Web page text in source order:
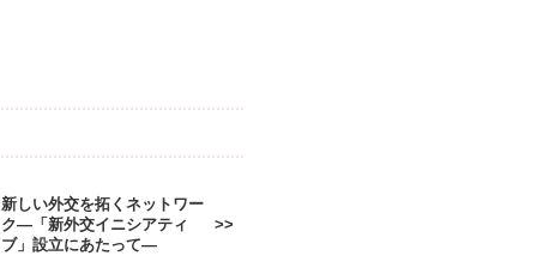
新しい外交を拓くネットワー
ク―「新外交イニシアティ
ブ」設立にあたって―